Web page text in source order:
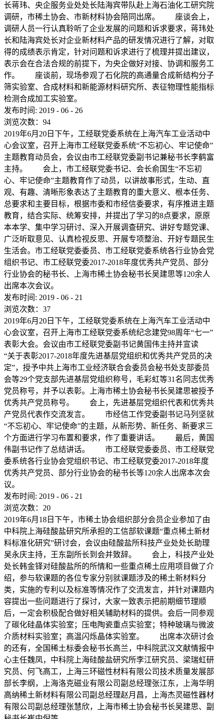
长蒋玮、央企服务业处处长陆海宾带队赴上海石油化工研究院
调研，市稀土协会、市新材料协会陪同出席。 座谈会上，
调研人员一行认真聆听了企业发展的问题和诉求要求，蒋玮处
长和陆海宾处长对企业新材料产品的研发情况进行了解，对取
得的成绩表示肯定，针对问题和诉求进行了梳理并提出建议，
表示会在合法合规的前提下，为央企做好对接、协调和服务工
作。 座谈前，现场参观了石化院的高通量合成新结构分子
筛实验室、合成材料和新能源材料研究所、表征物理性能指标
检测合成加工实验室。
发布时间: 2019 - 06 - 26
浏览次数： 94
2019年6月20日下午，工经联党委系统在上海汽车工业活动中
心会议室，召开上海市工经联党委系统“不忘初心、牢记使命”
主题教育动员会，会议由市工经联党委副书记兼秘书长李鹤富
主持。 会上，市工经联党委书记、会长俞国生“不忘初
心、牢记使命”主题教育作了动员，以讲故事形式，生动、直
观、有趣、清晰形象表达了主题教育的重大意义、根本任务、
总要求和主要目标，根据市委和市经信委要求，有序推进主题
教育，结合实际、统筹安排，并提出了学习的8点要求，原原
本本学、集中学习研讨、深入开展调查研究、讲好专题党课、
广泛听取意见、认真检视反思、开展专项整治、开好专题民生
生活会。市工经联党委委员、市工经联党委系统各行业协会党
组织书记、市工经联党委2017-2018年度优秀共产党员、部分
行业协会的秘书长、上海市稀土协会秘书长吴建思等120余人
出席本次会议。
发布时间: 2019 - 06 - 21
浏览次数： 37
2019年6月20日下午，工经联党委系统在上海汽车工业活动中
心会议室，召开上海市工经联党委系统纪念建党98周年“七一”
表彰大会。会议由市工经联党委副书记黄国伟主持并宣读
“关于表彰2017-2018年度先进基层党组织和优秀共产党员的决
定”，授予中共上海市工业经济联合会委员会秘书处支部委员
会等29个党支部先进基层党组织称号，毛彩虹等31名同志优秀
党员称号，并予以表彰。上海市稀土协会秘书长吴建思被授予
优秀共产党员称号。 会上，先进基层党组织代表和优秀共
产党员代表作交流发言。 市经信工作党委副书记马列坚就
“不忘初心、牢记使命”的主题，从新形势、新任务、新要求三
个方面进行学习布置和要求，作了重要讲话。 最后，黄国
伟副书记作了总结讲话。 市工经联党委委员、市工经联党
委系统各行业协会党组织书记、市工经联党委2017-2018年度
优秀共产党员、部分行业协会的秘书长等120余人出席本次会
议。
发布时间: 2019 - 06 - 21
浏览次数： 20
2019年6月18日下午，市稀土协会组织部分会员企业参加了由
中科院上海硅酸盐研究所承担的工信部软课题“重点稀土新材
料标准化研究”研讨会，会议由硅酸盐所科技产业处处长助理
吴永庆主持，王东副所长到会并致辞。 会上，科技产业处
处长韩金铎对硅酸盐所的所情和一些重点稀土应用项目做了介
绍，参与软课题的各位专家分别就课题涉及的稀土新材料分
类，实施的专利以及标准等情况作了交流发言，并针对课题内
容提出一些问题进行了探讨，大家一致表示把前期细节理顺
后，一定会积极配合做好相关辅助材料的提供。会后一同参观
了碳化硅晶体实验室；压电陶瓷重点实验室；特种玻璃与微波
介质材料实验室；高温闪烁晶体实验室。 出席本次研讨会
的还有，全国稀土标委会秘书长高兰，中科院武汉文献情报中
心主任魏凤，中科院上海硅酸盐研究所李江研究员、梁瑞虹研
究员、何飞高工，上海三环磁性材料有限公司技术质量发展部
部长李纲，上海洛克磁业有限公司副总经理张江东，上海华明
高纳稀土新材料有限公司副总经理赵月昌，上海杰灵磁性器材
有限公司副总经理张慧欣，上海市稀土协会秘书长吴建思、副